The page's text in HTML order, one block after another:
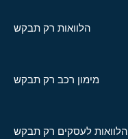
הלוואות רק תבקש
מימון רכב רק תבקש
הלוואות לעסקים רק תבקש